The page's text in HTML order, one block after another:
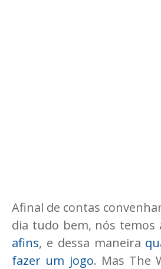
Afinal de contas
dia tudo bem, nós temos
afins, e dessa maneira
fazer um jogo. Mas The